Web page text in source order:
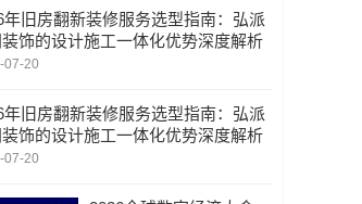
年旧房翻新装修服务选型指南：弘派
饰的设计施工一体化优势深度解析
07-20
年旧房翻新装修服务选型指南：弘派
饰的设计施工一体化优势深度解析
07-20